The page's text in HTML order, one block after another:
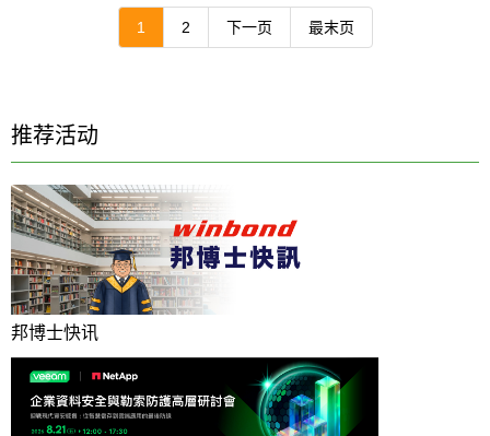
1 2 下一页 最末页
推荐活动
邦博士快讯